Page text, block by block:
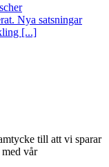
Nya satsningar
[...]
till att vi sparar
vår